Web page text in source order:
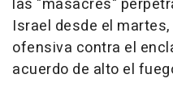
Israel desde el
ofensiva contra el
acuerdo de alto el